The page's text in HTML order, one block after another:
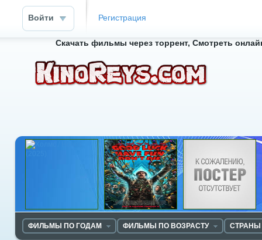
Войти Регистрация
Скачать фильмы через торрент, Смотреть
ФИЛЬМЫ ПО ГОДАМ ФИЛЬМЫ ПО ВОЗРАСТУ